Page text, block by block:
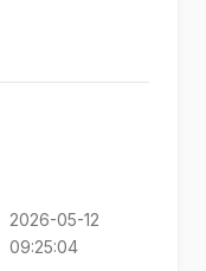
2026-05-12
09:25:04